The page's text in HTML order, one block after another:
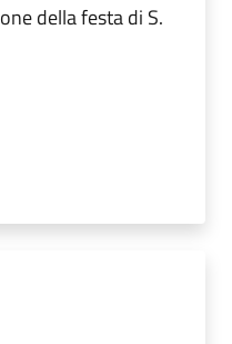
della festa di S.